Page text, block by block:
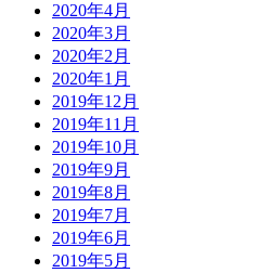
2020年4月
2020年3月
2020年2月
2020年1月
2019年12月
2019年11月
2019年10月
2019年9月
2019年8月
2019年7月
2019年6月
2019年5月